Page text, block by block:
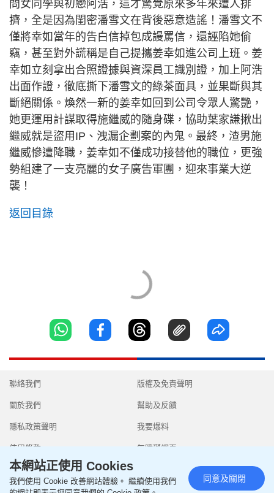
問女同學與初戀阿浩，這才驚覺原來多年來遭人排
擠，全是因為閨密潘雪文在背後惡意造謠！潘雪文不
僅將幸如當年的告白信掉包成謾罵信，還誣陷她偷
竊，甚至對外謊稱是自己提攜姜幸如進公司上班。姜
幸如立刻拿出合照證據與資深員工識別證，加上阿浩
出面作證，徹底撕下潘雪文的綠茶面具，並果斷與其
斷絕關係。煥然一新的姜幸如回到公司令眾人驚艷，
她更運用計謀取得施繼威的隨身碟，協助葉家謙揪出
繼威就是盜用IP、洩漏企劃案的內鬼。最終，渣男施
繼威慘遭降職，姜幸如不僅成功接替他的職位，更強
勢組建了一支亮麗的女子廣告軍團，迎來事業大逆
襲！
返回目錄
聯絡我們
關於我們
隱私政策聲明
使用條款
版權及免責聲明
幫助及反饋
我要爆料
無障礙網頁
本網站正使用 Cookies
我們使用 Cookie 改善網站體驗。 繼續使用我們
同意及關閉